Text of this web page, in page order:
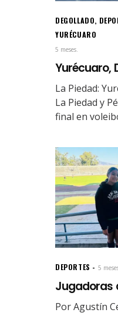
DEGOLLADO,
YURÉCUARO
5 meses.
Yurécuaro,
La Piedad:
La Piedad y
final en
DEPORTES 5
Jugadoras
Por Agustín